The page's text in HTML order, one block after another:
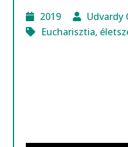
2019
Udvardy
Eucharisztia,